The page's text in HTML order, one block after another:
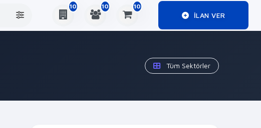
10 10 10
ILAN VER
Tüm Sektörler